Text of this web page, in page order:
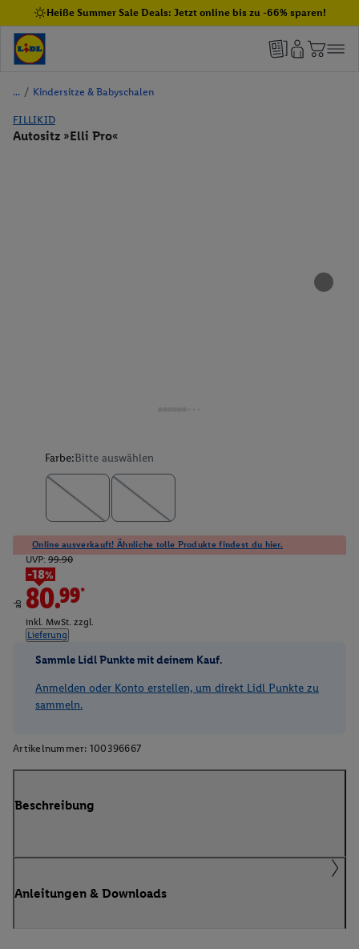
Heiße Summer Sale Deals: Jetzt online bis zu -66% sparen!
/ Kindersitze & Babyschalen
FILLIKID
Autositz »Elli Pro«
Farbe:Bitte auswählen
Online ausverkauft! Ähnliche tolle Produkte findest du hier.
ab
UVP: 99.90
-18%
80.99*
inkl. MwSt. zzgl.
Lieferung
Sammle Lidl Punkte mit deinem Kauf.
Anmelden oder Konto erstellen, um direkt Lidl Punkte zu
sammeln.
Artikelnummer: 100396667
Beschreibung
Anleitungen & Downloads